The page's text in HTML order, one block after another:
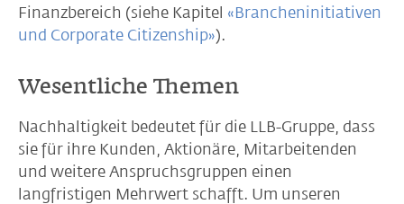
Finanzbereich (siehe Kapitel «Brancheninitiativen
und Corporate Citizenship»).
Wesentliche Themen
Nachhaltigkeit bedeutet für die LLB-Gruppe, dass
sie für ihre Kunden, Aktionäre, Mitarbeitenden
und weitere Anspruchsgruppen einen
langfristigen Mehrwert schafft. Um unseren